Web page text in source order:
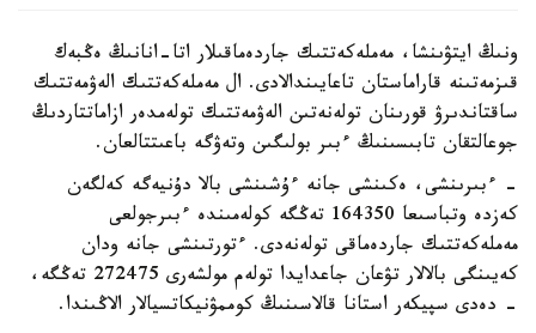
ونىڭ ايتۋىنشا، مەملەكەتتىك جاردەماقىلار اتا-انانىڭ ەڭبەك
قىزمەتىنە قاراماستان تاعايىندالادى. ال مەملەكەتتىك الەۋمەتتىك
ساقتاندىرۋ قورىنان تولەنەتىن الەۋمەتتىك تولەمدەر ازاماتتاردىڭ
جوعالتقان تابىسىنىڭ ءبىر بولىگىن وتەۋگە باعىتتالعان.
- ءبىرىنشى، ەكىنشى جانە ءۇشىنشى بالا دۇنيەگە كەلگەن
كەزدە وتباسىعا 164350 تەڭگە كولەمىندە ءبىرجولعى
مەملەكەتتىك جاردەماقى تولەنەدى. ءتورتىنشى جانە ودان
كەيىنگى بالالار تۋعان جاعدايدا تولەم مولشەرى 272475 تەڭگە،
- دەدى سپيكەر استانا قالاسىنىڭ كوممۋنيكاتسيالار الاڭىندا.